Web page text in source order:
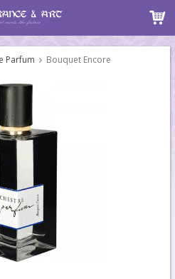
Parfum Bouquet Encore